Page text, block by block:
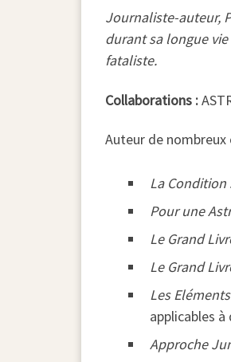
Journaliste-auteur,
durant sa longue
fataliste.
Collaborations :
Auteur de nombreux
La Condition
Pour une
Le Grand
Le Grand
Les
applicables
Approche